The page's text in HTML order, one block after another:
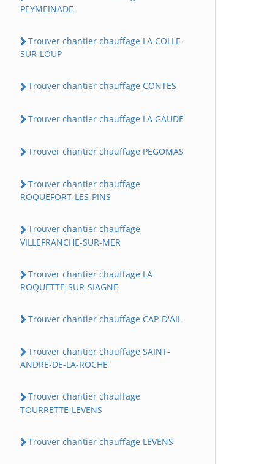
PEYMEINADE
Trouver chantier chauffage LA COLLE-
SUR-LOUP
Trouver chantier chauffage CONTES
Trouver chantier chauffage LA GAUDE
Trouver chantier chauffage PEGOMAS
Trouver chantier chauffage
ROQUEFORT-LES-PINS
Trouver chantier chauffage
VILLEFRANCHE-SUR-MER
Trouver chantier chauffage LA
ROQUETTE-SUR-SIAGNE
Trouver chantier chauffage CAP-D'AIL
Trouver chantier chauffage SAINT-
ANDRE-DE-LA-ROCHE
Trouver chantier chauffage
TOURRETTE-LEVENS
Trouver chantier chauffage LEVENS